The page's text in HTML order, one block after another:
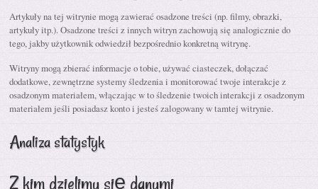
Artykuły na tej witrynie mogą zawierać osadzone treści (np. filmy, obrazki,
artykuły itp.). Osadzone treści z innych witryn zachowują się analogicznie do
tego, jakby użytkownik odwiedził bezpośrednio konkretną witrynę.
Witryny mogą zbierać informacje o tobie, używać ciasteczek, dołączać
dodatkowe, zewnętrzne systemy śledzenia i monitorować twoje interakcje z
osadzonym materiałem, włączając w to śledzenie twoich interakcji z osadzonym
materiałem jeśli posiadasz konto i jesteś zalogowany w tamtej witrynie.
Analiza statystyk
Z kim dzielimy się danymi